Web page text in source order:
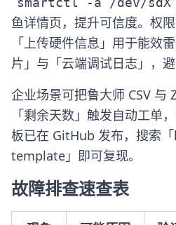
鱼详情页，提升可信度。权
「上传硬件信息」用于能效
片」与「云端调试日志」，避
企业场景可把鲁大师 CSV 与
「剩余天数」触发自动工单
板已在 GitHub 发布，搜索
template」即可复现。
故障排查速查表